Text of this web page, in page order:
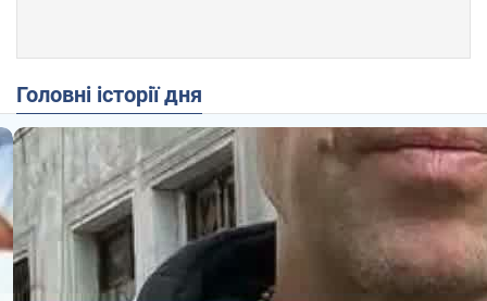
Головні історії дня